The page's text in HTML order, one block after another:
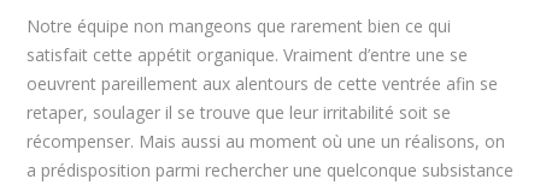
Notre équipe non mangeons que rarement bien ce qui
satisfait cette appétit organique. Vraiment d’entre une se
oeuvrent pareillement aux alentours de cette ventrée afin se
retaper, soulager il se trouve que leur irritabilité soit se
récompenser. Mais aussi au moment où une un réalisons, on
a prédisposition parmi rechercher une quelconque subsistance